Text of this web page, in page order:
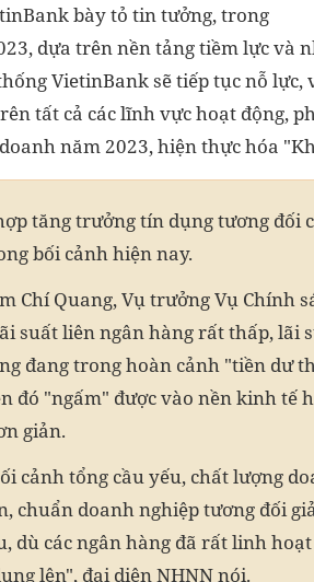
bày tỏ tin tưởng, trong
dựa trên nền tảng tiềm lực và
VietinBank sẽ tiếp tục nỗ
tất cả các lĩnh vực hoạt động,
năm 2023, hiện thực hóa
tăng trưởng tín dụng tương đối
bối cảnh hiện nay.
Chí Quang, Vụ trưởng Vụ Chính
suất liên ngân hàng rất thấp, lãi
đang trong hoàn cảnh "tiền dư
đó "ngấm" được vào nền kinh tế
giản.
cảnh tổng cầu yếu, chất lượng
chuẩn doanh nghiệp tương đối
dù các ngân hàng đã rất linh
lên", đại diện NHNN nói.